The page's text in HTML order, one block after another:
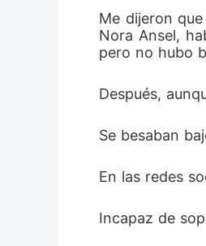
Me dijeron
Nora Ansel,
pero no hubo
Después,
Se besaban
En las redes
Incapaz de